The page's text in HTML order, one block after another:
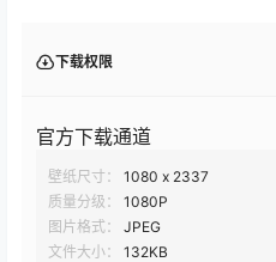
下载权限
官方下载通道
壁纸尺寸：
1080 x 2337
质量分级：
1080P
图片格式：
JPEG
文件大小：
132KB